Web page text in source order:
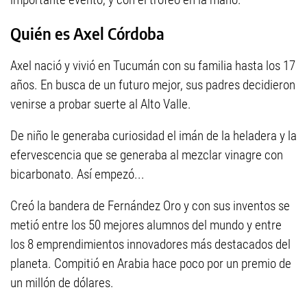
Quién es Axel Córdoba
Axel nació y vivió en Tucumán con su familia hasta los 17
años. En busca de un futuro mejor, sus padres decidieron
venirse a probar suerte al Alto Valle.
De niño le generaba curiosidad el imán de la heladera y la
efervescencia que se generaba al mezclar vinagre con
bicarbonato. Así empezó...
Creó la bandera de Fernández Oro y con sus inventos se
metió entre los 50 mejores alumnos del mundo y entre
los 8 emprendimientos innovadores más destacados del
planeta. Compitió en Arabia hace poco por un premio de
un millón de dólares.